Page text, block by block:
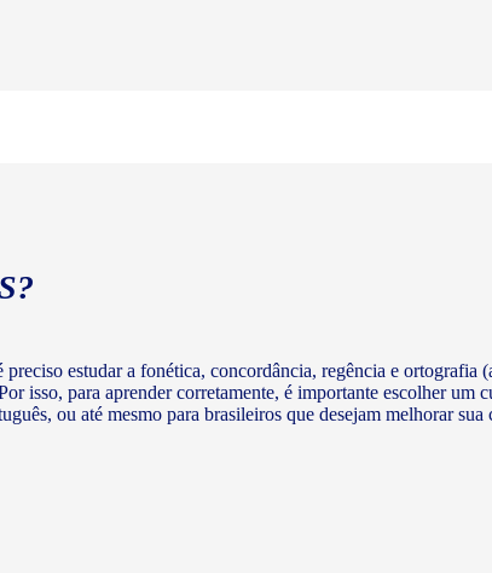
estudar a fonética, concordância, regência e ortografia
isso, para aprender corretamente, é importante escolher um
ou até mesmo para brasileiros que desejam melhorar